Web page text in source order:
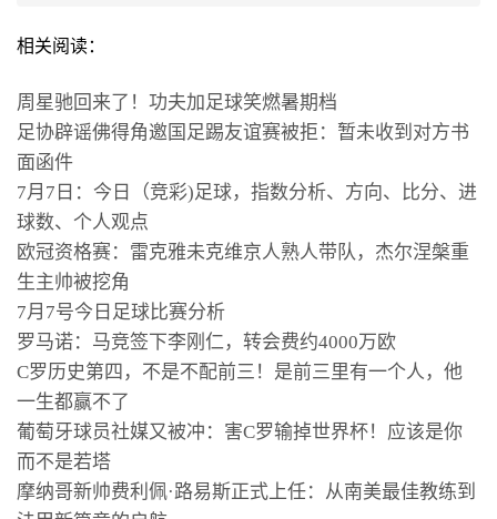
相关阅读：
周星驰回来了！功夫加足球笑燃暑期档
足协辟谣佛得角邀国足踢友谊赛被拒：暂未收到对方书
面函件
7月7日：今日（竞彩)足球，指数分析、方向、比分、进
球数、个人观点
欧冠资格赛：雷克雅未克维京人熟人带队，杰尔涅槃重
生主帅被挖角
7月7号今日足球比赛分析
罗马诺：马竞签下李刚仁，转会费约4000万欧
C罗历史第四，不是不配前三！是前三里有一个人，他
一生都赢不了
葡萄牙球员社媒又被冲：害C罗输掉世界杯！应该是你
而不是若塔
摩纳哥新帅费利佩·路易斯正式上任：从南美最佳教练到